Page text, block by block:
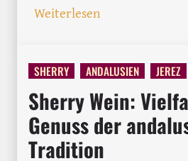
Weiterlesen: Brandy: Die
SHERRY ANDALUSIEN JEREZ
Sherry Wein:
Genuss der
Tradition